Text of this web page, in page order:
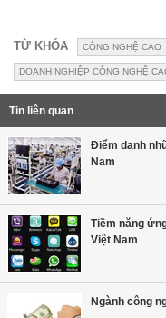
TỪ KHÓA CÔNG NGHỆ CAO
DOANH NGHIỆP CÔNG NGHỆ
Tin liên quan
Điểm danh
Nam
Tiềm năng
Việt Nam
Ngành công